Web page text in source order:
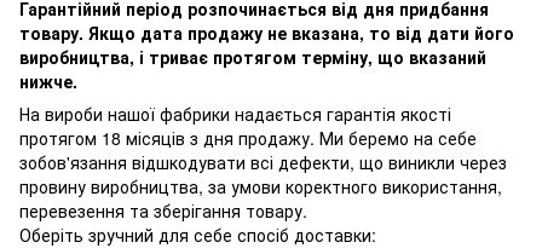
Гарантійний період розпочинається від дня придбання
товару. Якщо дата продажу не вказана, то від дати його
виробництва, і триває протягом терміну, що вказаний
нижче.
На вироби нашої фабрики надається гарантія якості
протягом 18 місяців з дня продажу. Ми беремо на себе
зобов'язання відшкодувати всі дефекти, що виникли через
провину виробництва, за умови коректного використання,
перевезення та зберігання товару.
Оберіть зручний для себе спосіб доставки: